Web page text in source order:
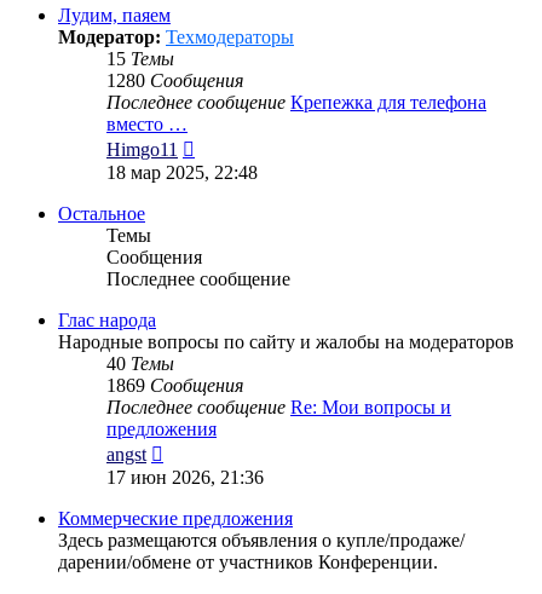
сообщению
Лудим, паяем
Модератор: Техмодераторы
15 Темы
1280 Сообщения
Последнее сообщение Крепежка для телефона
вместо …
Himgo11
к
18 мар 2025, 22:48
Остальное
Темы
Сообщения
Последнее сообщение
Глас народа
Народные вопросы по сайту и жалобы на модераторов
40 Темы
1869 Сообщения
Последнее сообщение Re: Мои вопросы и
предложения
angst
к
сообщению
17 июн 2026, 21:36
Коммерческие предложения
Здесь размещаются объявления о купле/продаже/
дарении/обмене от участников Конференции.